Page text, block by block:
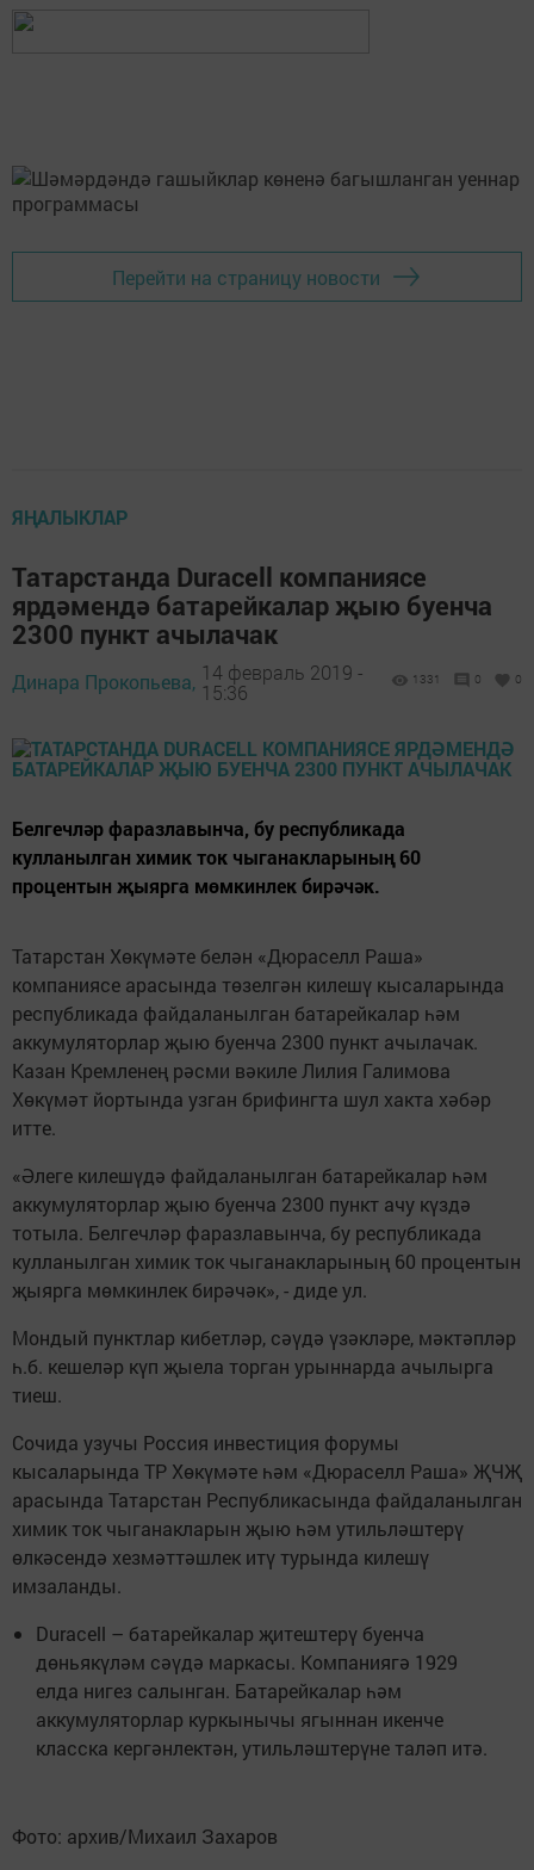
Перейти на страницу новости
ЯҢАЛЫКЛАР
Татарстанда Duracell компаниясе
ярдәмендә батарейкалар җыю буенча
2300 пункт ачылачак
Динара Прокопьева, 14 февраль 2019 -
15:36
1331 0 0
Белгечләр фаразлавынча, бу республикада
кулланылган химик ток чыганакларының 60
процентын җыярга мөмкинлек бирәчәк.
Татарстан Хөкүмәте белән «Дюраселл Раша»
компаниясе арасында төзелгән килешү кысаларында
республикада файдаланылган батарейкалар һәм
аккумуляторлар җыю буенча 2300 пункт ачылачак.
Казан Кремленең рәсми вәкиле Лилия Галимова
Хөкүмәт йортында узган брифингта шул хакта хәбәр
итте.
«Әлеге килешүдә файдаланылган батарейкалар һәм
аккумуляторлар җыю буенча 2300 пункт ачу күздә
тотыла. Белгечләр фаразлавынча, бу республикада
кулланылган химик ток чыганакларының 60 процентын
җыярга мөмкинлек бирәчәк», - диде ул.
Мондый пунктлар кибетләр, сәүдә үзәкләре, мәктәпләр
һ.б. кешеләр күп җыела торган урыннарда ачылырга
тиеш.
Сочида узучы Россия инвестиция форумы
кысаларында ТР Хөкүмәте һәм «Дюраселл Раша» ҖЧҖ
арасында Татарстан Республикасында файдаланылган
химик ток чыганакларын җыю һәм утильләштерү
өлкәсендә хезмәттәшлек итү турында килешү
имзаланды.
Duracell – батарейкалар җитештерү буенча
дөньякүләм сәүдә маркасы. Компаниягә 1929
елда нигез салынган. Батарейкалар һәм
аккумуляторлар куркынычы ягыннан икенче
класска кергәнлектән, утильләштерүне таләп итә.
Фото: архив/Михаил Захаров